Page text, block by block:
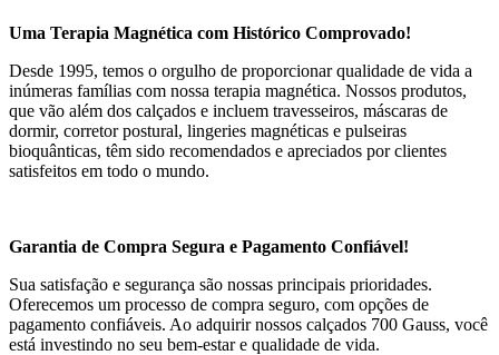
Uma Terapia Magnética com Histórico Comprovado!
Desde 1995, temos o orgulho de proporcionar qualidade de vida a
inúmeras famílias com nossa terapia magnética. Nossos produtos,
que vão além dos calçados e incluem travesseiros, máscaras de
dormir, corretor postural, lingeries magnéticas e pulseiras
bioquânticas, têm sido recomendados e apreciados por clientes
satisfeitos em todo o mundo.
Garantia de Compra Segura e Pagamento Confiável!
Sua satisfação e segurança são nossas principais prioridades.
Oferecemos um processo de compra seguro, com opções de
pagamento confiáveis. Ao adquirir nossos calçados 700 Gauss, você
está investindo no seu bem-estar e qualidade de vida.